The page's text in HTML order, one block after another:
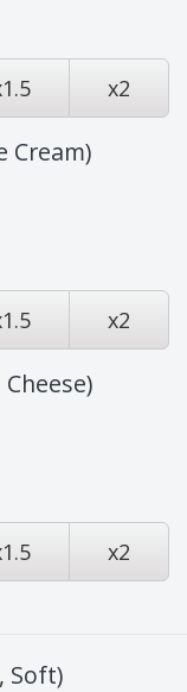
x2
Cream)
x2
x2
Soft)